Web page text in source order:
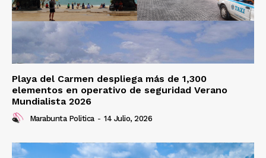
Playa del Carmen despliega más de 1,300
elementos en operativo de seguridad Verano
Mundialista 2026
Marabunta Politica - 14 Julio, 2026